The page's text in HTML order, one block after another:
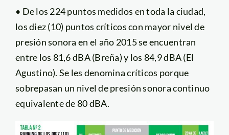
• De los 224 puntos medidos en toda la ciudad,
los diez (10) puntos críticos con mayor nivel de
presión sonora en el año 2015 se encuentran
entre los 81,6 dBA (Breña) y los 84,9 dBA (El
Agustino). Se les denomina críticos porque
sobrepasan un nivel de presión sonora continuo
equivalente de 80 dBA.